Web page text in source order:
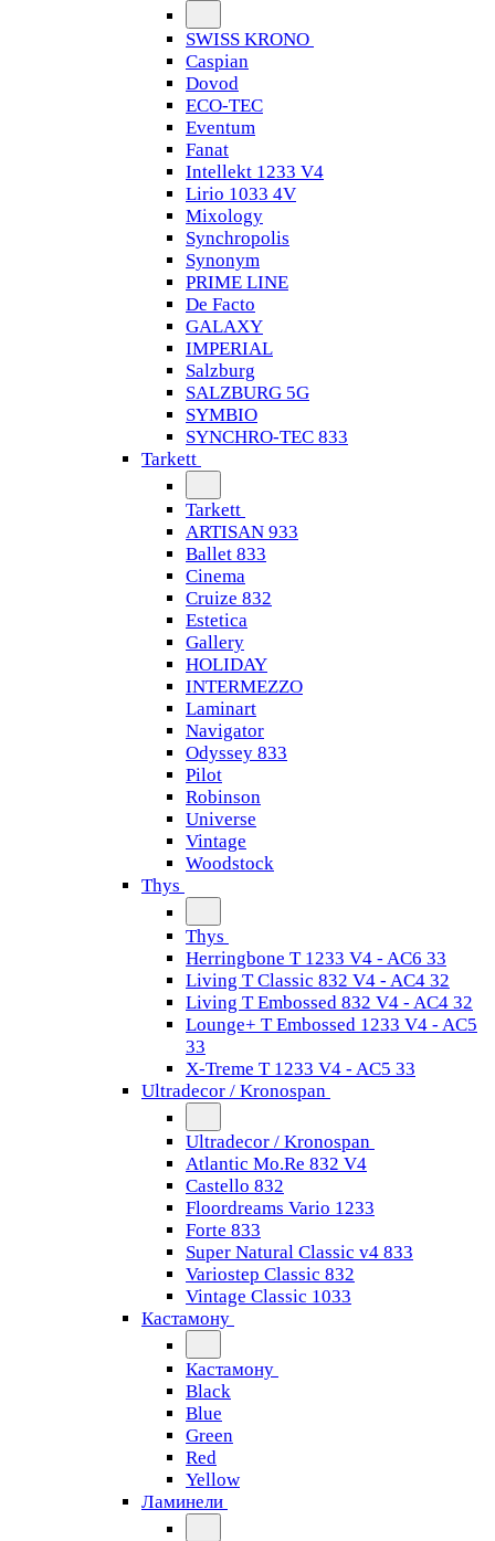
SWISS KRONO
Caspian
Dovod
ECO-TEC
Eventum
Fanat
Intellekt 1233 V4
Lirio 1033 4V
Mixology
Synchropolis
Synonym
PRIME LINE
De Facto
GALAXY
IMPERIAL
Salzburg
SALZBURG 5G
SYMBIO
SYNCHRO-TEC 833
Tarkett
Tarkett
ARTISAN 933
Ballet 833
Cinema
Cruize 832
Estetica
Gallery
HOLIDAY
INTERMEZZO
Laminart
Navigator
Odyssey 833
Pilot
Robinson
Universe
Vintage
Woodstock
Thys
Thys
Herringbone T 1233 V4 - AC6 33
Living T Classic 832 V4 - AC4 32
Living T Embossed 832 V4 - AC4 32
Lounge+ T Embossed 1233 V4 - AC5
33
X-Treme T 1233 V4 - AC5 33
Ultradecor / Kronospan
Ultradecor / Kronospan
Atlantic Mo.Re 832 V4
Castello 832
Floordreams Vario 1233
Forte 833
Super Natural Classic v4 833
Variostep Classic 832
Vintage Classic 1033
Кастамону
Кастамону
Black
Blue
Green
Red
Yellow
Ламинели